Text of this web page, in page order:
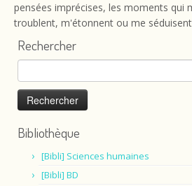
pensées imprécises, les moments qui
troublent, m'étonnent ou me
Rechercher
Rechercher :
Bibliothèque
[Bibli] Sciences humaines
[Bibli] BD